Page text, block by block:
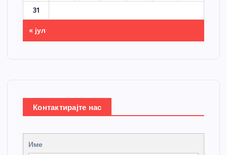
31
« јул
Контактирајте нас
Име